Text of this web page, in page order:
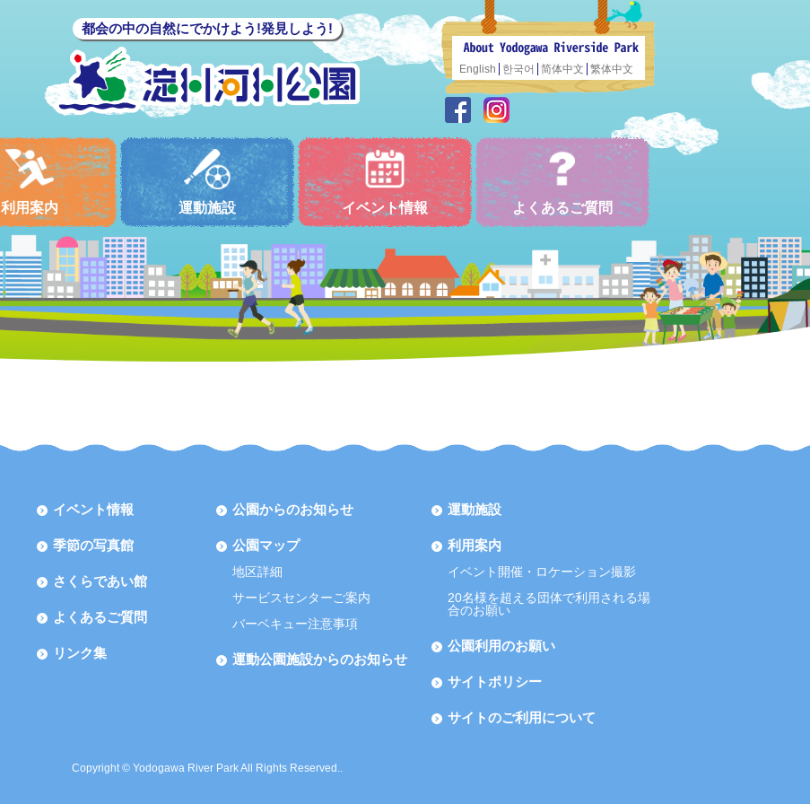
都会の中の自然にでかけよう!発見しよう!
English 한국어 简体中文 繁体中文
利用案内 運動施設 イベント情報 よくあるご質問
イベント情報
季節の写真館
さくらであい館
よくあるご質問
リンク集
公園からのお知らせ
公園マップ
地区詳細
サービスセンターご案内
バーベキュー注意事項
運動公園施設からのお知らせ
運動施設
利用案内
イベント開催・ロケーション撮影
20名様を超える団体で利用される場
合のお願い
公園利用のお願い
サイトポリシー
サイトのご利用について
Copyright © Yodogawa River Park All Rights Reserved..